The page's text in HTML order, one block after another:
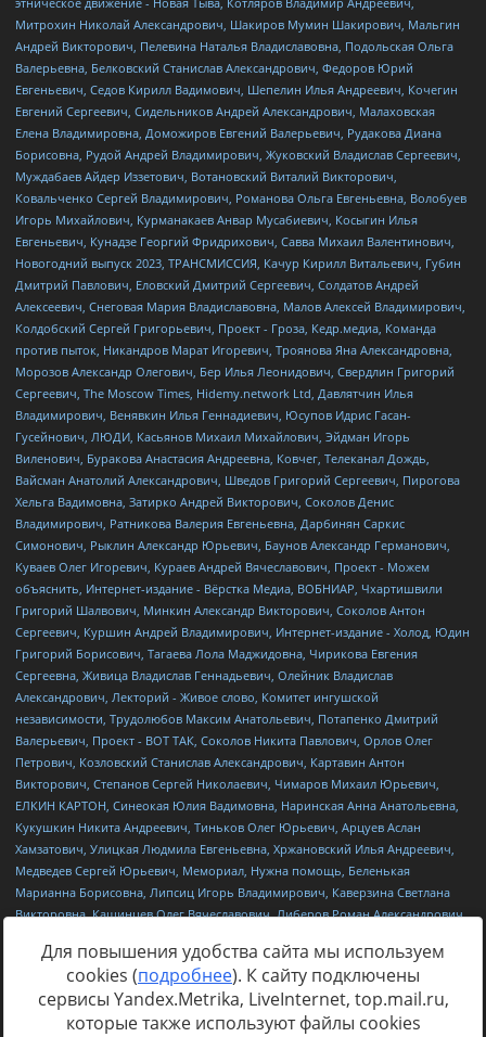
Источник:https://minjust.gov.ru/uploaded/files/reestr-
inostrannyih-agentov-22-03-2024.pdfданные на22.03.2024
Для повышения удобства сайта мы используем
cookies (подробнее). К сайту подключены
сервисы Yandex.Metrika, LiveInternet, top.mail.ru,
которые также используют файлы cookies